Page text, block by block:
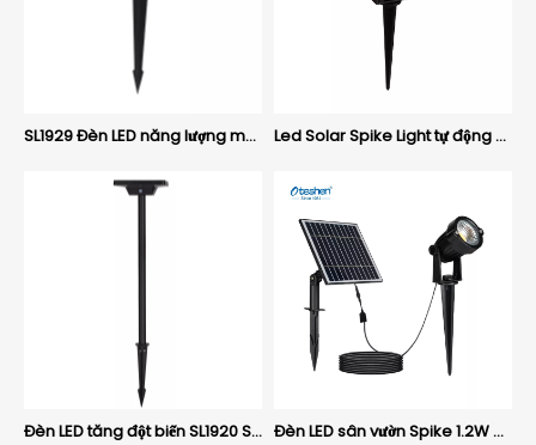
SL1929 Đèn LED năng lượng mặt trời góc di chuyển LED Spike Light Đèn tường LED Led Solar Spike Light tự động cảm nhận tiết kiệm năng lượng không thấm nước
Đèn LED tăng đột biến SL1920 SL1920B Đèn LED sân vườn Spike 1.2W 2.4W 3.6W 4.8W Bảng điều khiển năng lượng mặt trời tách biệt, Đèn chiếu cảnh quan ngoài trời IP65 Oteshen SL1925-1 / SL1925-2 / SL1925-3 / SL1925-4